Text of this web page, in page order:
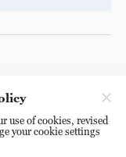
use of cookies, revised
your cookie settings